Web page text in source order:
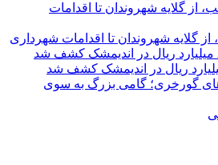
گلایه شهروندان تا اقدامات شهرداری
گورخری؛ گامی بزرگ به سوی